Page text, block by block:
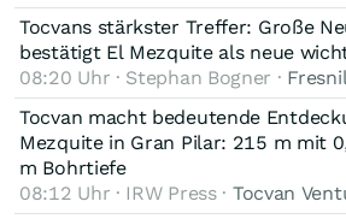
Tocvans stärkster Treffer: Große
bestätigt El Mezquite als neue
08:20 Uhr · Stephan Bogner ·
Tocvan macht bedeutende
Mezquite in Gran Pilar: 215 m mit
m Bohrtiefe
08:12 Uhr · IRW Press · Tocvan